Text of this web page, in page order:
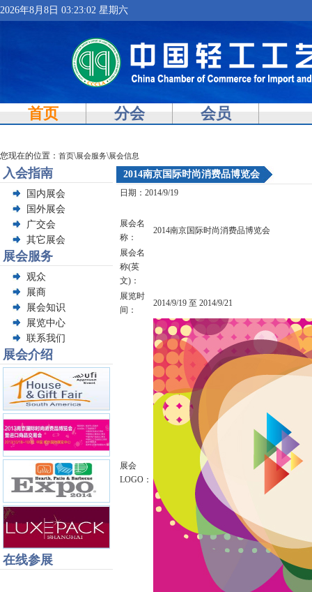
2026年8月8日 03:23:03 星期六
首页 分会 会员
您现在的位置： 首页\展会服务\展会信息
入会指南
国内展会
国外展会
广交会
其它展会
展会服务
观众
展商
展会知识
展览中心
联系我们
展会介绍
在线参展
2014南京国际时尚消费品博览会
日期： 2014/9/19
展会名
称：
2014南京国际时尚消费品博览会
展会名
称(英
文)：
展览时
间：
2014/9/19 至 2014/9/21
展会
LOGO：